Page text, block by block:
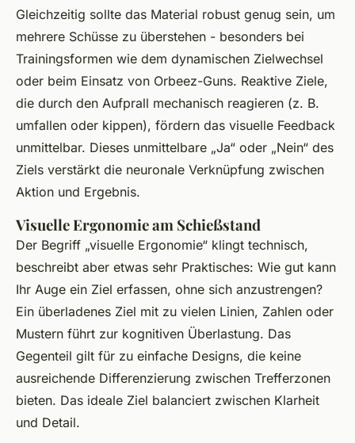
Gleichzeitig sollte das Material robust genug sein, um
mehrere Schüsse zu überstehen - besonders bei
Trainingsformen wie dem dynamischen Zielwechsel
oder beim Einsatz von Orbeez-Guns. Reaktive Ziele,
die durch den Aufprall mechanisch reagieren (z. B.
umfallen oder kippen), fördern das visuelle Feedback
unmittelbar. Dieses unmittelbare „Ja“ oder „Nein“ des
Ziels verstärkt die neuronale Verknüpfung zwischen
Aktion und Ergebnis.
Visuelle Ergonomie am Schießstand
Der Begriff „visuelle Ergonomie“ klingt technisch,
beschreibt aber etwas sehr Praktisches: Wie gut kann
Ihr Auge ein Ziel erfassen, ohne sich anzustrengen?
Ein überladenes Ziel mit zu vielen Linien, Zahlen oder
Mustern führt zur kognitiven Überlastung. Das
Gegenteil gilt für zu einfache Designs, die keine
ausreichende Differenzierung zwischen Trefferzonen
bieten. Das ideale Ziel balanciert zwischen Klarheit
und Detail.